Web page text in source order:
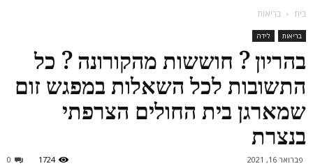
בית בריאות
בריאות לידה
בהריון ? חוששות מהקורונה ? כל
התשובות לכל השאלות במפגש זום
שמארגן בית החולים הצרפתי
בנצרת
פברואר 16, 2021 0 1724